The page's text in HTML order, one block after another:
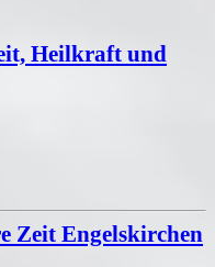
Heilkraft und
Zeit Engelskirchen